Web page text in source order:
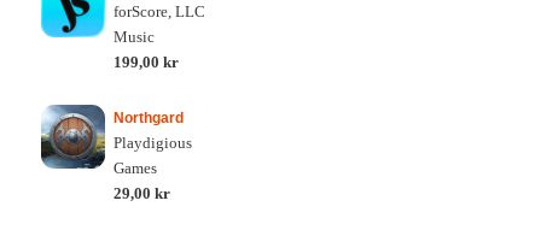
forScore, LLC
Music
199,00 kr
Northgard
Playdigious
Games
29,00 kr